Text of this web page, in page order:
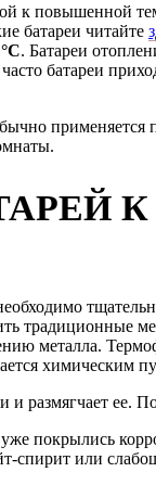
к повышенной
батареи читайте
C. Батареи
батареи
традиционные
металла.
химическим
размягчает ее.
покрылись
спирит или